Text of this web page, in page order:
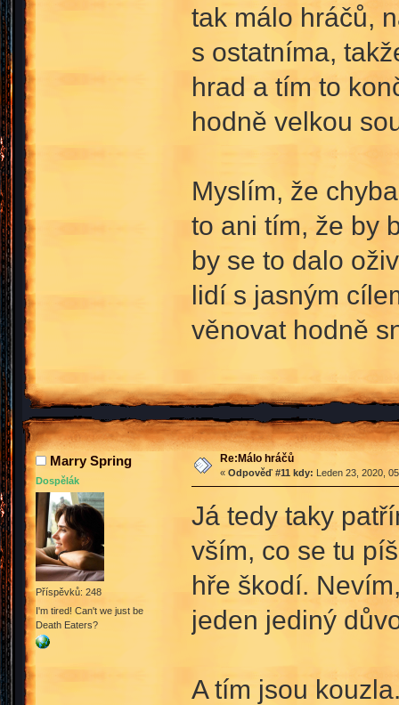
tak málo hráčů,
s ostatníma,
hrad a tím to
hodně velkou
Myslím, že
to ani tím, že by
by se to dalo
lidí s jasným
věnovat hodně
Marry Spring
Dospělák
Příspěvků: 248
I'm tired! Can't we just be
Death Eaters?
Re:Málo hráčů
« Odpověď #11 kdy: Leden 23, 2020,
Já tedy taky
vším, co se tu
hře škodí.
jeden jediný
A tím jsou